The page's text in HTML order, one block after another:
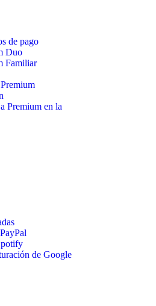
de pago
Duo
Familiar
Premium en la
de Google